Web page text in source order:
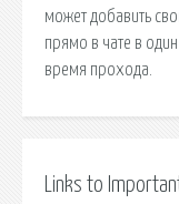
может добавить
прямо в чате в
время прохода.
Links to